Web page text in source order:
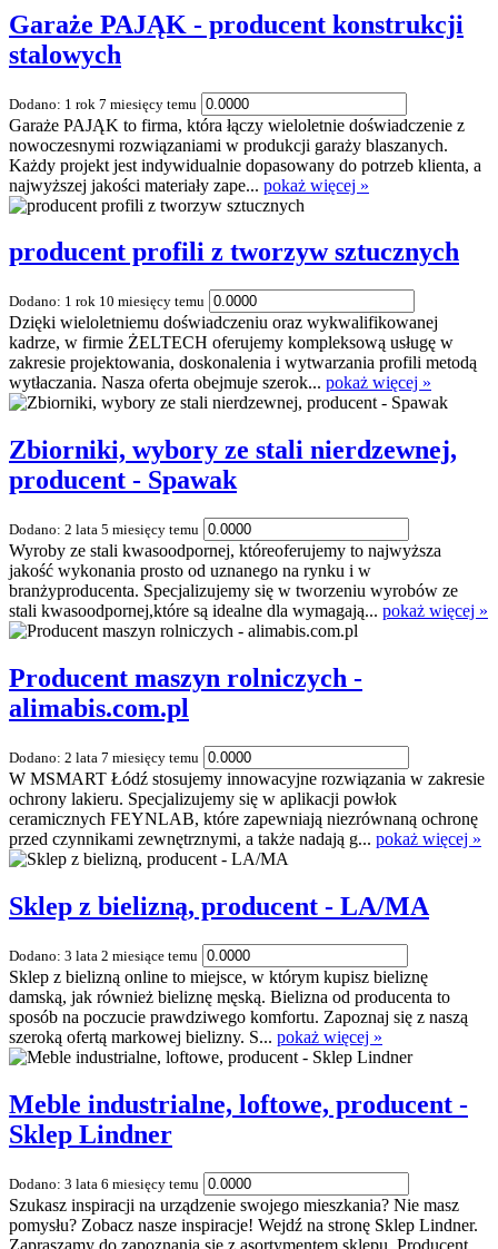
Garaże PAJĄK - producent konstrukcji
stalowych
Dodano: 1 rok 7 miesięcy temu
Garaże PAJĄK to firma, która łączy wieloletnie doświadczenie z
nowoczesnymi rozwiązaniami w produkcji garaży blaszanych.
Każdy projekt jest indywidualnie dopasowany do potrzeb klienta, a
najwyższej jakości materiały zape... pokaż więcej »
producent profili z tworzyw sztucznych
Dodano: 1 rok 10 miesięcy temu
Dzięki wieloletniemu doświadczeniu oraz wykwalifikowanej
kadrze, w firmie ŻELTECH oferujemy kompleksową usługę w
zakresie projektowania, doskonalenia i wytwarzania profili metodą
wytłaczania. Nasza oferta obejmuje szerok... pokaż więcej »
Zbiorniki, wybory ze stali nierdzewnej,
producent - Spawak
Dodano: 2 lata 5 miesięcy temu
Wyroby ze stali kwasoodpornej, któreoferujemy to najwyższa
jakość wykonania prosto od uznanego na rynku i w
branżyproducenta. Specjalizujemy się w tworzeniu wyrobów ze
stali kwasoodpornej,które są idealne dla wymagają... pokaż więcej »
Producent maszyn rolniczych -
alimabis.com.pl
Dodano: 2 lata 7 miesięcy temu
W MSMART Łódź stosujemy innowacyjne rozwiązania w zakresie
ochrony lakieru. Specjalizujemy się w aplikacji powłok
ceramicznych FEYNLAB, które zapewniają niezrównaną ochronę
przed czynnikami zewnętrznymi, a także nadają g... pokaż więcej »
Sklep z bielizną, producent - LA/MA
Dodano: 3 lata 2 miesiące temu
Sklep z bielizną online to miejsce, w którym kupisz bieliznę
damską, jak również bieliznę męską. Bielizna od producenta to
sposób na poczucie prawdziwego komfortu. Zapoznaj się z naszą
szeroką ofertą markowej bielizny. S... pokaż więcej »
Meble industrialne, loftowe, producent -
Sklep Lindner
Dodano: 3 lata 6 miesięcy temu
Szukasz inspiracji na urządzenie swojego mieszkania? Nie masz
pomysłu? Zobacz nasze inspiracje! Wejdź na stronę Sklep Lindner.
Zapraszamy do zapoznania się z asortymentem sklepu. Producent